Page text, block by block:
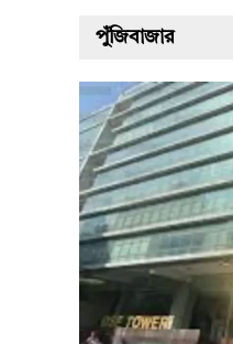
পুঁজিবাজার